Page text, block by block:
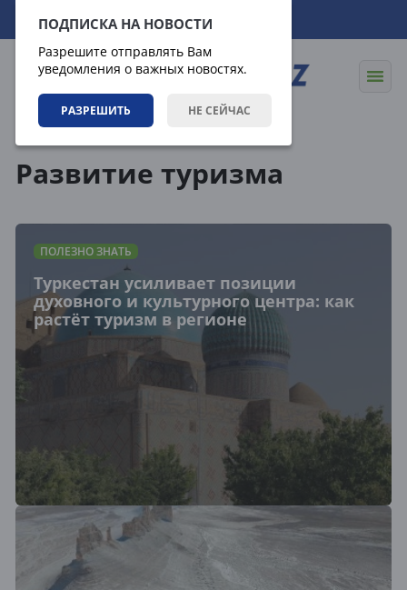
ПОДПИСКА НА НОВОСТИ
Разрешите отправлять Вам
уведомления о важных новостях.
РАЗРЕШИТЬ НЕ СЕЙЧАС
07.08.2026 15:52:26
Развитие туризма
ПОЛЕЗНО ЗНАТЬ
Туркестан усиливает позиции
духовного и культурного центра: как
растёт туризм в регионе